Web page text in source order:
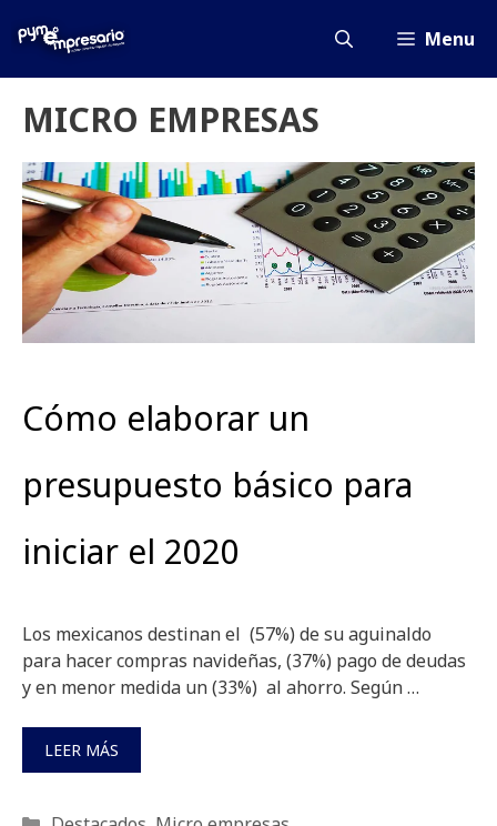
Menu
MICRO EMPRESAS
Cómo elaborar un
presupuesto básico para
iniciar el 2020
Los mexicanos destinan el (57%) de su aguinaldo
para hacer compras navideñas, (37%) pago de deudas
y en menor medida un (33%) al ahorro. Según …
LEER MÁS
Categorías